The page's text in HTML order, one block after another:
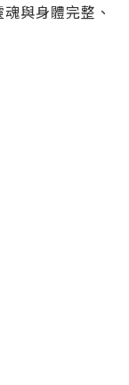
與身體完整、